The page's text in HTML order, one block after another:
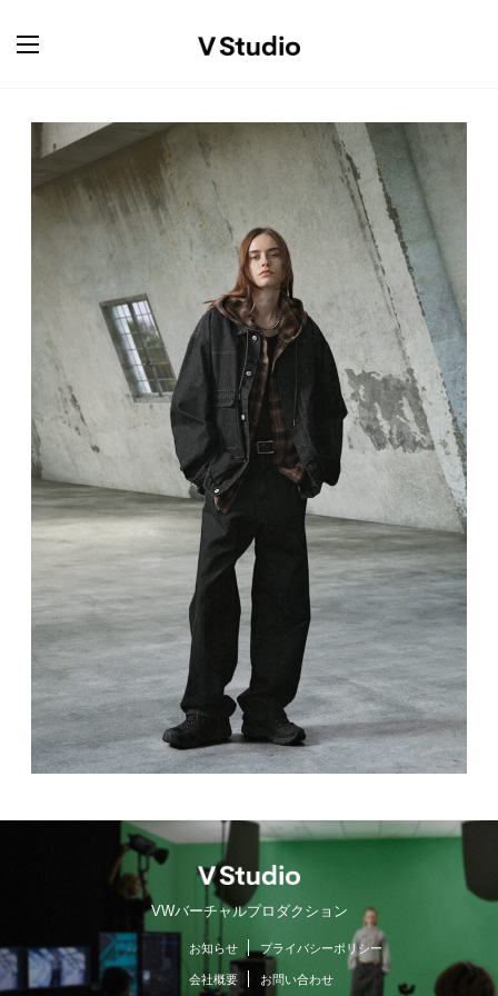
VWバーチャルプロダクション
お知らせ プライバシーポリシー
会社概要 お問い合わせ